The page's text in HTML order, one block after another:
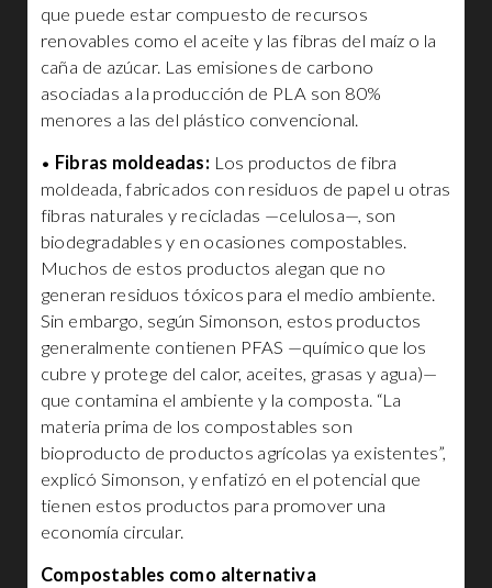
que puede estar compuesto de recursos
renovables como el aceite y las fibras del maíz o la
caña de azúcar. Las emisiones de carbono
asociadas a la producción de PLA son 80%
menores a las del plástico convencional.
• Fibras moldeadas: Los productos de fibra
moldeada, fabricados con residuos de papel u otras
fibras naturales y recicladas —celulosa—, son
biodegradables y en ocasiones compostables.
Muchos de estos productos alegan que no
generan residuos tóxicos para el medio ambiente.
Sin embargo, según Simonson, estos productos
generalmente contienen PFAS —químico que los
cubre y protege del calor, aceites, grasas y agua)—
que contamina el ambiente y la composta. “La
materia prima de los compostables son
bioproducto de productos agrícolas ya existentes”,
explicó Simonson, y enfatizó en el potencial que
tienen estos productos para promover una
economía circular.
Compostables como alternativa